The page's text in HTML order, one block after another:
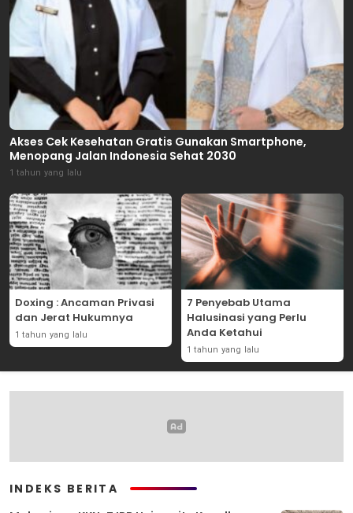
Akses Cek Kesehatan Gratis Gunakan Smartphone,
Menopang Jalan Indonesia Sehat 2030
1 tahun yang lalu
Doxing : Ancaman Privasi
dan Jerat Hukumnya
1 tahun yang lalu
7 Penyebab Utama
Halusinasi yang Perlu
Anda Ketahui
1 tahun yang lalu
INDEKS BERITA